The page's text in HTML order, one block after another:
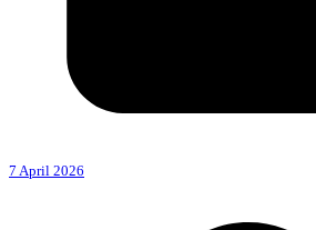
7 April 2026